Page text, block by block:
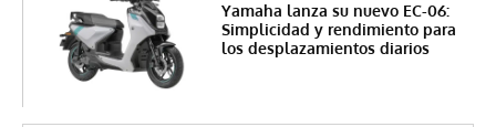
Yamaha lanza su nuevo EC-06:
Simplicidad y rendimiento para
los desplazamientos diarios